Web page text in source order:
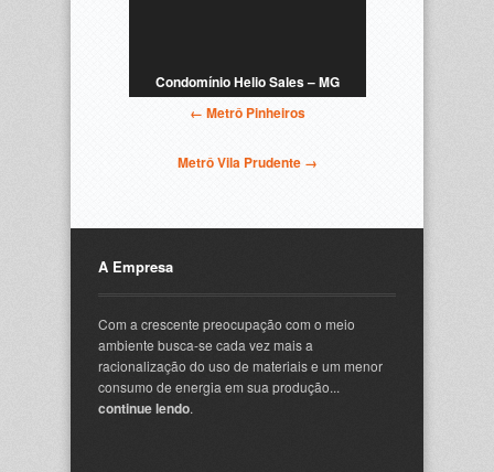
Condomínio Helio Sales – MG
← Metrô Pinheiros
Metrô Vila Prudente →
A Empresa
Com a crescente preocupação com o meio
ambiente busca-se cada vez mais a
racionalização do uso de materiais e um menor
consumo de energia em sua produção...
continue lendo.